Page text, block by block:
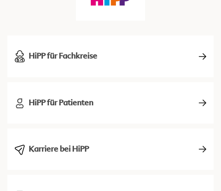
HiPP für Fachkreise
HiPP für Patienten
Karriere bei HiPP